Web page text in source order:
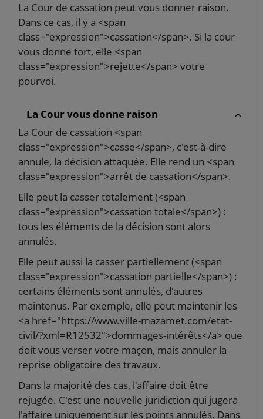
La Cour de cassation peut vous donner raison.
Dans ce cas, il y a <span
class="expression">cassation</span>. Si la cour
vous donne tort, elle <span
class="expression">rejette</span> votre
pourvoi.
La Cour vous donne raison
La Cour de cassation <span
class="expression">casse</span>, c'est-à-dire
annule, la décision attaquée. Elle rend un <span
class="expression">arrêt de cassation</span>.
Elle peut la casser totalement (<span
class="expression">cassation totale</span>) :
tous les éléments de la décision sont alors
annulés.
Elle peut aussi la casser partiellement (<span
class="expression">cassation partielle</span>) :
certains éléments sont annulés, d'autres
maintenus. Par exemple, elle peut maintenir les
<a href="https://www.ville-mazamet.com/etat-
civil/?xml=R12532">dommages-intérêts</a> que
doit vous verser votre maçon, mais annuler la
reprise obligatoire des travaux.
Dans la majorité des cas, l'affaire doit être
rejugée. C'est une nouvelle juridiction qui jugera
l'affaire uniquement sur les points annulés. Dans